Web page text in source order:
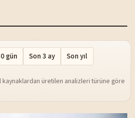
gün Son 3 ay Son yıl
kaynaklardan üretilen analizleri türüne göre